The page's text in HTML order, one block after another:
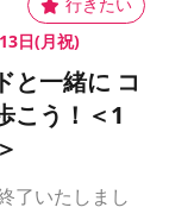
日(月祝)
と一緒に コ
こう！＜1
了いたしまし